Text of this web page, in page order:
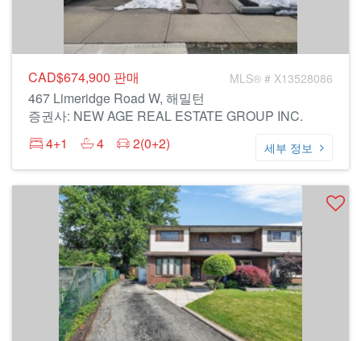
CAD$674,900 판매 MLS® # X13528086
467 Limeridge Road W, 해밀턴
증권사: NEW AGE REAL ESTATE GROUP INC.
4+1
4 2(0+2) 세부 정보